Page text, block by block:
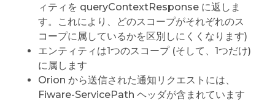
ィティを queryContextResponse に返しま
す。これにより、どのスコープがそれぞれのス
コープに属しているかを区別しにくくなります)
エンティティは1つのスコープ (そして、1つだけ)
に属します
Orion から送信された通知リクエストには、
Fiware-ServicePath ヘッダが含まれています